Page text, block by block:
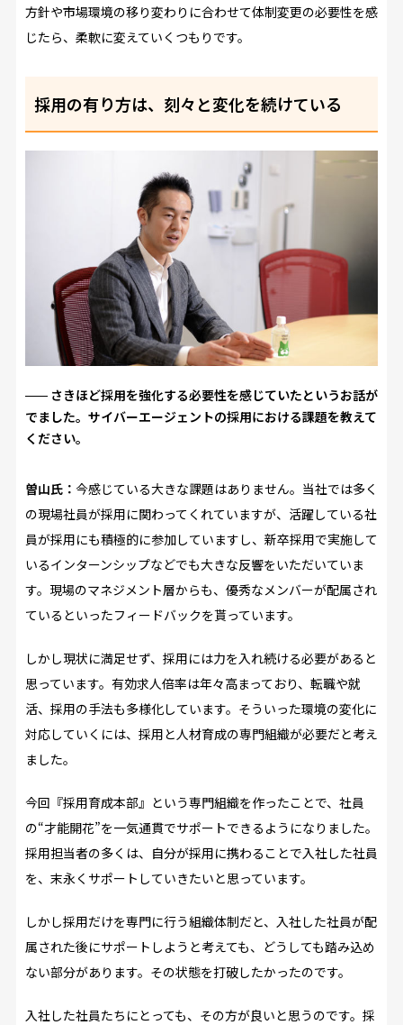
方針や市場環境の移り変わりに合わせて体制変更の必要性を感
じたら、柔軟に変えていくつもりです。
採用の有り方は、刻々と変化を続けている
さきほど採用を強化する必要性を感じていたというお話が
でました。サイバーエージェントの採用における課題を教えて
ください。
曽山氏： 今感じている大きな課題はありません。当社では多く
の現場社員が採用に関わってくれていますが、活躍している社
員が採用にも積極的に参加していますし、新卒採用で実施して
いるインターンシップなどでも大きな反響をいただいていま
す。現場のマネジメント層からも、優秀なメンバーが配属され
ているといったフィードバックを貰っています。
しかし現状に満足せず、採用には力を入れ続ける必要があると
思っています。有効求人倍率は年々高まっており、転職や就
活、採用の手法も多様化しています。そういった環境の変化に
対応していくには、採用と人材育成の専門組織が必要だと考え
ました。
今回『採用育成本部』という専門組織を作ったことで、社員
の“才能開花”を一気通貫でサポートできるようになりました。
採用担当者の多くは、自分が採用に携わることで入社した社員
を、末永くサポートしていきたいと思っています。
しかし採用だけを専門に行う組織体制だと、入社した社員が配
属された後にサポートしようと考えても、どうしても踏み込め
ない部分があります。その状態を打破したかったのです。
入社した社員たちにとっても、その方が良いと思うのです。採